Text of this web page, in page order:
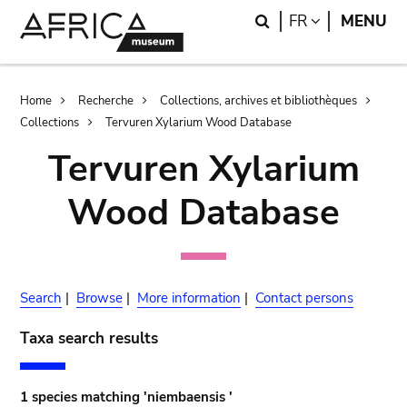
Search
FR LANGUAGE
MENU
Breadcrumb
Home Recherche
Collections, archives et bibliothèques
Collections
Tervuren Xylarium Wood Database
Tervuren Xylarium
Wood Database
Search | Browse | More information | Contact persons
Taxa search results
1 species matching 'niembaensis '